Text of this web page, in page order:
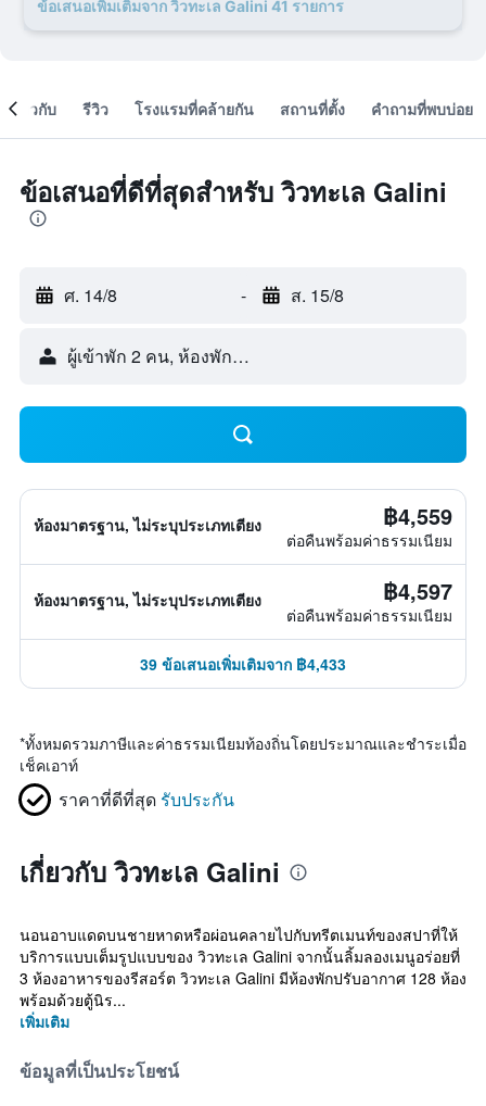
ข้อเสนอเพิ่มเติมจาก วิวทะเล Galini 41 รายการ
เกี่ยวกับ รีวิว โรงแรมที่คล้ายกัน สถานที่ตั้ง คำถามที่พบบ่อย
ข้อเสนอที่ดีที่สุดสำหรับ วิวทะเล Galini
ศ. 14/8 - ส. 15/8
ผู้เข้าพัก 2 คน, ห้องพัก 1 ห้อง
ห้องมาตรฐาน, ไม่ระบุประเภทเตียง ฿4,559
ต่อคืนพร้อมค่าธรรมเนียม
ห้องมาตรฐาน, ไม่ระบุประเภทเตียง ฿4,597
ต่อคืนพร้อมค่าธรรมเนียม
39 ข้อเสนอเพิ่มเติมจาก ฿4,433
*ทั้งหมดรวมภาษีและค่าธรรมเนียมท้องถิ่นโดยประมาณและชำระเมื่อ
เช็คเอาท์
ราคาที่ดีที่สุด รับประกัน
เกี่ยวกับ วิวทะเล Galini
นอนอาบแดดบนชายหาดหรือผ่อนคลายไปกับทรีตเมนท์ของสปาที่ให้
บริการแบบเต็มรูปแบบของ วิวทะเล Galini จากนั้นลิ้มลองเมนูอร่อยที่
3 ห้องอาหารของรีสอร์ต วิวทะเล Galini มีห้องพักปรับอากาศ 128 ห้อง
พร้อมด้วยตู้นิร...
เพิ่มเติม
ข้อมูลที่เป็นประโยชน์